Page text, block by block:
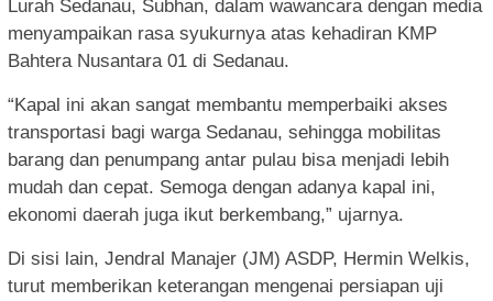
Lurah Sedanau, Subhan, dalam wawancara dengan media
menyampaikan rasa syukurnya atas kehadiran KMP
Bahtera Nusantara 01 di Sedanau.
“Kapal ini akan sangat membantu memperbaiki akses
transportasi bagi warga Sedanau, sehingga mobilitas
barang dan penumpang antar pulau bisa menjadi lebih
mudah dan cepat. Semoga dengan adanya kapal ini,
ekonomi daerah juga ikut berkembang,” ujarnya.
Di sisi lain, Jendral Manajer (JM) ASDP, Hermin Welkis,
turut memberikan keterangan mengenai persiapan uji